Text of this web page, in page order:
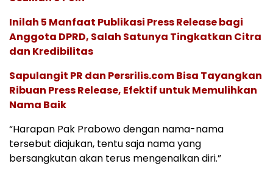
Inilah 5 Manfaat Publikasi Press Release bagi
Anggota DPRD, Salah Satunya Tingkatkan Citra
dan Kredibilitas
Sapulangit PR dan Persrilis.com Bisa Tayangkan
Ribuan Press Release, Efektif untuk Memulihkan
Nama Baik
“Harapan Pak Prabowo dengan nama-nama
tersebut diajukan, tentu saja nama yang
bersangkutan akan terus mengenalkan diri.”